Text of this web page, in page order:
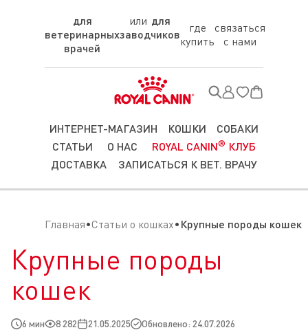
для
ветеринарных
врачей
для
заводчиков
где
купить
связаться
с нами
ИНТЕРНЕТ-МАГАЗИН КОШКИ
СОБАКИ
СТАТЬИ
О НАС ROYAL CANIN® КЛУБ
ДОСТАВКА
ЗАПИСАТЬСЯ К ВЕТ. ВРАЧУ
Главная Статьи о кошках Крупные породы кошек
Крупные породы
кошек
6 мин 8 282 21.05.2025 Обновлено: 24.07.2026